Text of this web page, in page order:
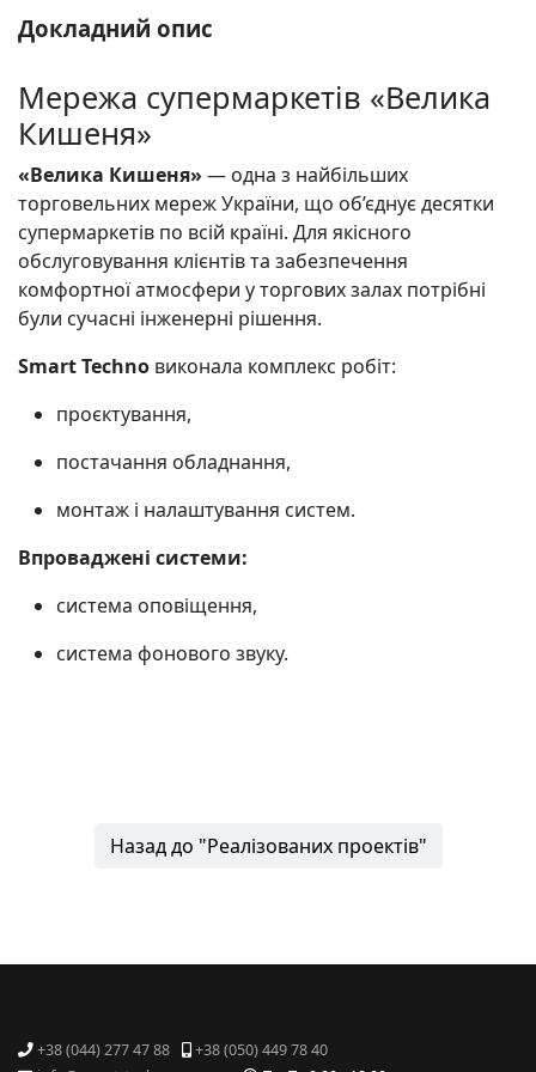
Докладний опис
Мережа супермаркетів «Велика
Кишеня»
«Велика Кишеня» — одна з найбільших
торговельних мереж України, що об’єднує десятки
супермаркетів по всій країні. Для якісного
обслуговування клієнтів та забезпечення
комфортної атмосфери у торгових залах потрібні
були сучасні інженерні рішення.
Smart Techno виконала комплекс робіт:
проєктування,
постачання обладнання,
монтаж і налаштування систем.
Впроваджені системи:
система оповіщення,
система фонового звуку.
Назад до "Реалізованих проектів"
+38 (044) 277 47 88
+38 (050) 449 78 40